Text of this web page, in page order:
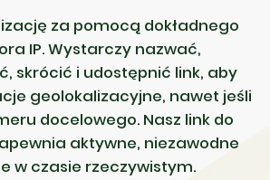
za pomocą dokładnego
IP. Wystarczy nazwać,
skrócić i udostępnić link, aby
geolokalizacyjne, nawet jeśli
docelowego. Nasz link do
aktywne, niezawodne
w czasie rzeczywistym.